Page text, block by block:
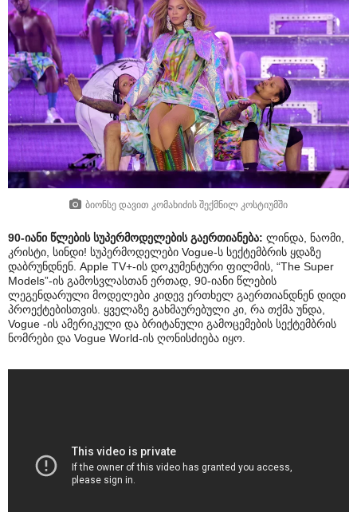
ბიონსე დავით კომახიძის შექმნილ კოსტიუმში
90-იანი წლების სუპერმოდელების გაერთიანება: ლინდა, ნაომი,
კრისტი, სინდი! სუპერმოდელები Vogue-ს სექტემბრის ყდაზე
დაბრუნდნენ. Apple TV+-ის დოკუმენტური ფილმის, “The Super
Models”-ის გამოსვლასთან ერთად, 90-იანი წლების
ლეგენდარული მოდელები კიდევ ერთხელ გაერთიანდნენ დიდი
პროექტებისთვის. ყველაზე გახმაურებული კი, რა თქმა უნდა,
Vogue -ის ამერიკული და ბრიტანული გამოცემების სექტემბრის
ნომრები და Vogue World-ის ღონისძიება იყო.